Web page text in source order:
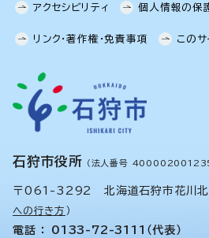
アクセシビリティ 個人情報の保
リンク・著作権・免責事項 このサ
石狩市役所 （法人番号
〒061-3292 北海道石狩市花川
への行き方 ）
電話 ： 0133-72-3111（代表）